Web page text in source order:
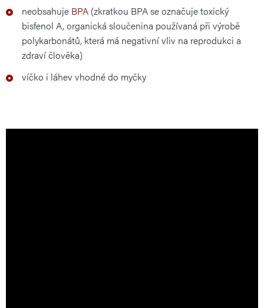
neobsahuje BPA (zkratkou BPA se označuje toxický
bisfenol A, organická sloučenina používaná při výrobě
polykarbonátů, která má negativní vliv na reprodukci a
zdraví člověka)
víčko i láhev vhodné do myčky